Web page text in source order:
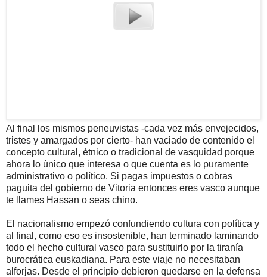
Al final los mismos peneuvistas -cada vez más envejecidos,
tristes y amargados por cierto- han vaciado de contenido el
concepto cultural, étnico o tradicional de vasquidad porque
ahora lo único que interesa o que cuenta es lo puramente
administrativo o político. Si pagas impuestos o cobras
paguita del gobierno de Vitoria entonces eres vasco aunque
te llames Hassan o seas chino.
El nacionalismo empezó confundiendo cultura con política y
al final, como eso es insostenible, han terminado laminando
todo el hecho cultural vasco para sustituirlo por la tiranía
burocrática euskadiana. Para este viaje no necesitaban
alforjas. Desde el principio debieron quedarse en la defensa